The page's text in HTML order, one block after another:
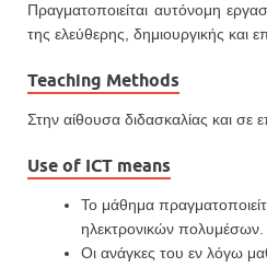
Πραγματοποιείται αυτόνομη
της ελεύθερης, δημιουργικής και
Teaching Methods
Στην αίθουσα διδασκαλίας και σε
Use of ICT means
Το μάθημα
ηλεκτρονικών πολυμέσων.
Οι ανάγκες του εν λόγω